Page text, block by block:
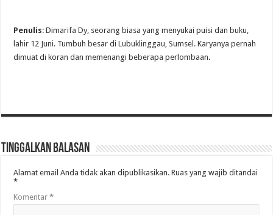
Penulis:Dimarifa Dy, seorang biasa yang menyukai puisi dan buku,
lahir 12 Juni. Tumbuh besar di Lubuklinggau, Sumsel. Karyanya pernah
dimuat di koran dan memenangi beberapa perlombaan.
Tinggalkan Balasan
Alamat email Anda tidak akan dipublikasikan. Ruas yang wajib ditandai
*
Komentar*